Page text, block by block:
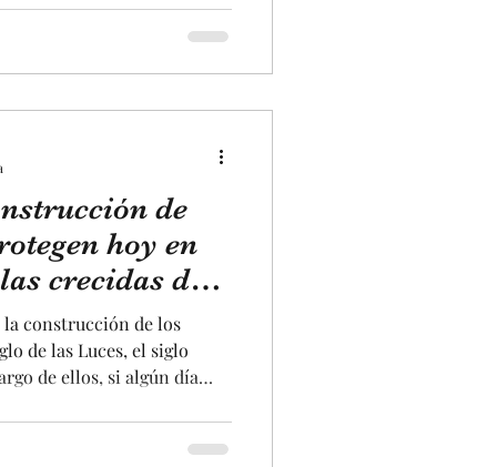
de productos frescos
les ofrecerán. Curiosidad
podrán comer en uno de
de
hoy en
crecidas del
construcción de los
de las Luces, el siglo
de ellos, si algún día
con su alineación de
plantados,